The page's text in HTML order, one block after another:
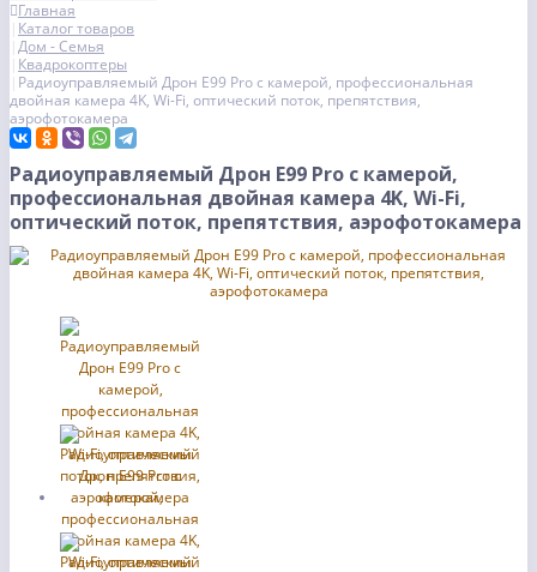
Главная
Каталог товаров
Дом - Семья
Квадрокоптеры
Радиоуправляемый Дрон E99 Pro с камерой, профессиональная
двойная камера 4K, Wi-Fi, оптический поток, препятствия,
аэрофотокамера
Радиоуправляемый Дрон E99 Pro с камерой,
профессиональная двойная камера 4K, Wi-Fi,
оптический поток, препятствия, аэрофотокамера